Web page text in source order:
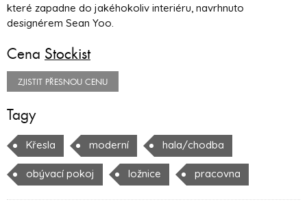
které zapadne do jakéhokoliv interiéru, navrhnuto
designérem Sean Yoo.
Cena Stockist
ZJISTIT PŘESNOU CENU
Tagy
Křesla moderní hala/chodba
obývací pokoj ložnice pracovna